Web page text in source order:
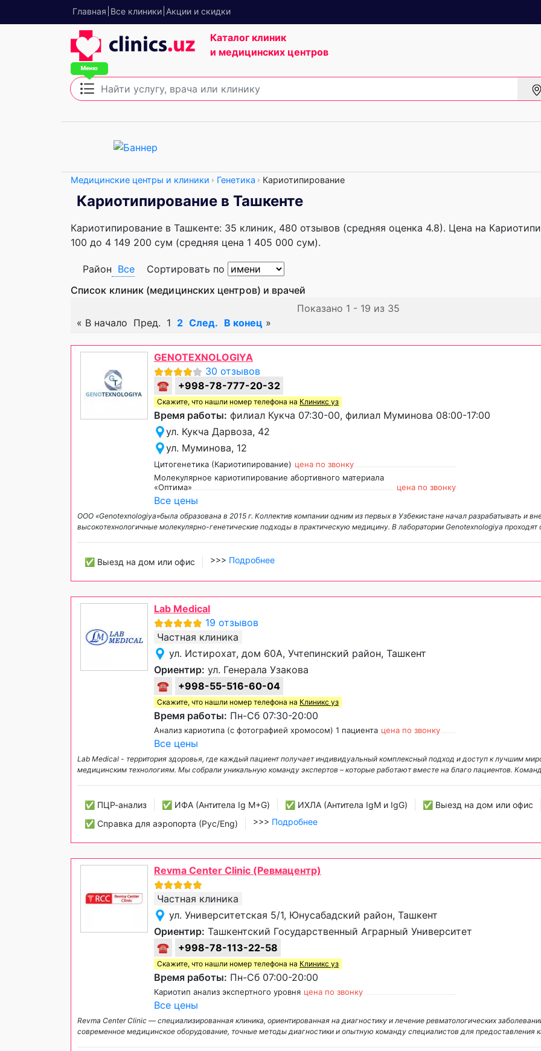
Главная Все клиники Акции и скидки
Каталог клиник
и медицинских центров
Медицинские центры и клиники Генетика Кариотипирование
Кариотипирование в Ташкенте
Кариотипирование в Ташкенте: 35 клиник, 480 отзывов (средняя оценка 4.8). Цена на
100 до 4 149 200 сум (средняя цена 1 405 000 сум).
Район Все
Сортировать по
Список клиник (медицинских центров) и врачей
Показано 1 - 19 из 35
« В начало Пред. 1 2 След. В конец »
GENOTEXNOLOGIYA
30 отзывов
☎
+998-78-777-20-32
Скажите, что нашли номер телефона на Клиникс уз
Время работы: филиал Кукча 07:30-00, филиал Муминова 08:00-17:00
ул. Кукча Дарвоза, 42
ул. Муминова, 12
Цитогенетика (Кариотипирование) цена по звонку
Молекулярное кариотипирование абортивного материала
«Оптима»
цена по звонку
Все цены
ООО «Genotexnologiya»была образована в 2015 г. Коллектив компании одним из первых в Узбекистане начал разрабатывать и
высокотехнологичные молекулярно-генетические подходы в практическую медицину. В лаборатории Genotexnologiya проходят
✅ Выезд на дом или офис >>> Подробнее
Lab Medical
19 отзывов
Частная клиника
ул. Истирохат, дом 60А, Учтепинский район, Ташкент
Ориентир: ул. Генерала Узакова
☎
+998-55-516-60-04
Скажите, что нашли номер телефона на Клиникс уз
Время работы: Пн-Сб 07:30-20:00
Анализ кариотипа (с фотографией хромосом) 1 пациента цена по звонку
Все цены
Lab Medical - территория здоровья, где каждый пациент получает индивидуальный комплексный подход и доступ к лучшим
медицинским технологиям. Мы собрали уникальную команду экспертов – которые работают вместе на благо пациентов.
✅ ПЦР-анализ ✅ ИФА (Антитела Ig М+G) ✅ ИХЛА (Антитела IgM и IgG)
✅ Выезд на дом или офис
✅ Справка для аэропорта (Рус/Eng)
>>> Подробнее
Revma Center Clinic (Ревмацентр)
Частная клиника
ул. Университетская 5/1, Юнусабадский район, Ташкент
Ориентир: Ташкентский Государственный Аграрный Университет
☎
+998-78-113-22-58
Скажите, что нашли номер телефона на Клиникс уз
Время работы: Пн-Сб 07:00-20:00
Кариотип анализ экспертного уровня цена по звонку
Все цены
Revma Center Clinic — специализированная клиника, ориентированная на диагностику и лечение ревматологических
современное медицинское оборудование, точные методы диагностики и опытную команду специалистов для предоставления